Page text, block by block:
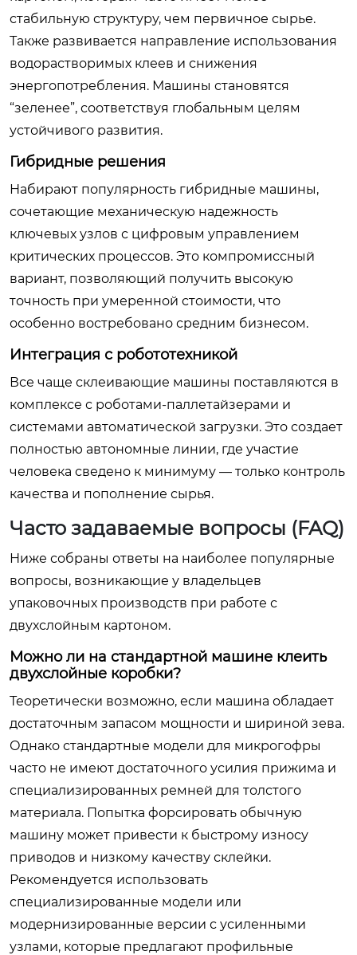
стабильную структуру, чем первичное сырье.
Также развивается направление использования
водорастворимых клеев и снижения
энергопотребления. Машины становятся
“зеленее”, соответствуя глобальным целям
устойчивого развития.
Гибридные решения
Набирают популярность гибридные машины,
сочетающие механическую надежность
ключевых узлов с цифровым управлением
критических процессов. Это компромиссный
вариант, позволяющий получить высокую
точность при умеренной стоимости, что
особенно востребовано средним бизнесом.
Интеграция с робототехникой
Все чаще склеивающие машины поставляются в
комплексе с роботами-паллетайзерами и
системами автоматической загрузки. Это создает
полностью автономные линии, где участие
человека сведено к минимуму — только контроль
качества и пополнение сырья.
Часто задаваемые вопросы (FAQ)
Ниже собраны ответы на наиболее популярные
вопросы, возникающие у владельцев
упаковочных производств при работе с
двухслойным картоном.
Можно ли на стандартной машине клеить
двухслойные коробки?
Теоретически возможно, если машина обладает
достаточным запасом мощности и шириной зева.
Однако стандартные модели для микрогофры
часто не имеют достаточного усилия прижима и
специализированных ремней для толстого
материала. Попытка форсировать обычную
машину может привести к быстрому износу
приводов и низкому качеству склейки.
Рекомендуется использовать
специализированные модели или
модернизированные версии с усиленными
узлами, которые предлагают профильные